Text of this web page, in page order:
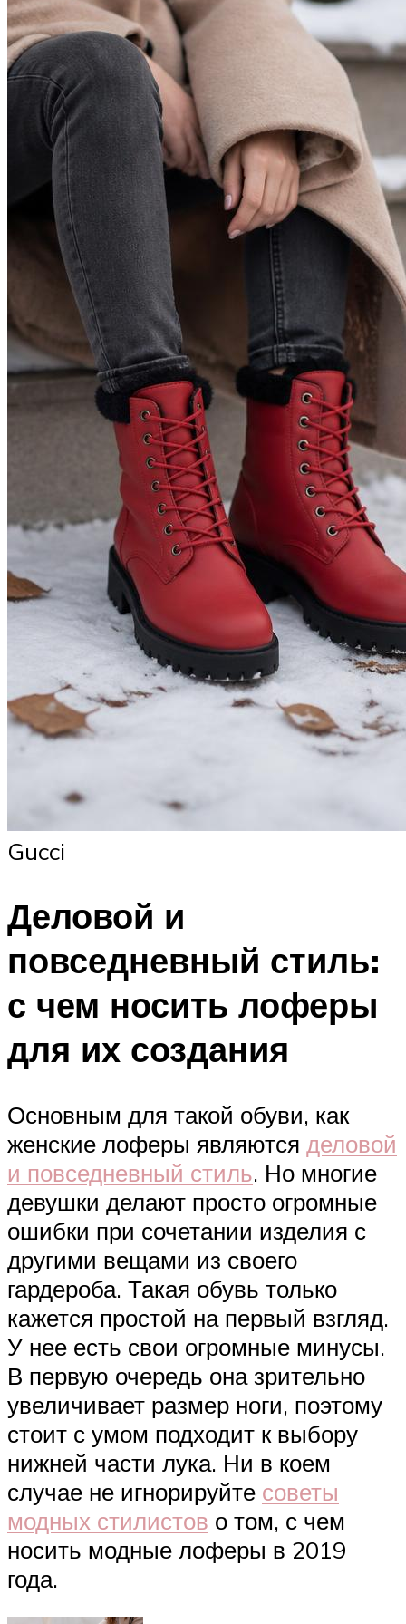
Gucci
Деловой и
повседневный стиль:
с чем носить лоферы
для их создания
Основным для такой обуви, как
женские лоферы являются деловой
и повседневный стиль. Но многие
девушки делают просто огромные
ошибки при сочетании изделия с
другими вещами из своего
гардероба. Такая обувь только
кажется простой на первый взгляд.
У нее есть свои огромные минусы.
В первую очередь она зрительно
увеличивает размер ноги, поэтому
стоит с умом подходит к выбору
нижней части лука. Ни в коем
случае не игнорируйте советы
модных стилистов о том, с чем
носить модные лоферы в 2019
года.